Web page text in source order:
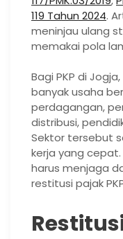
119 Tahun 2024.
meninjau ulang
memakai pola
Bagi PKP di
banyak usaha
perdagangan,
distribusi,
Sektor tersebut
kerja yang
harus menjaga
restitusi pajak